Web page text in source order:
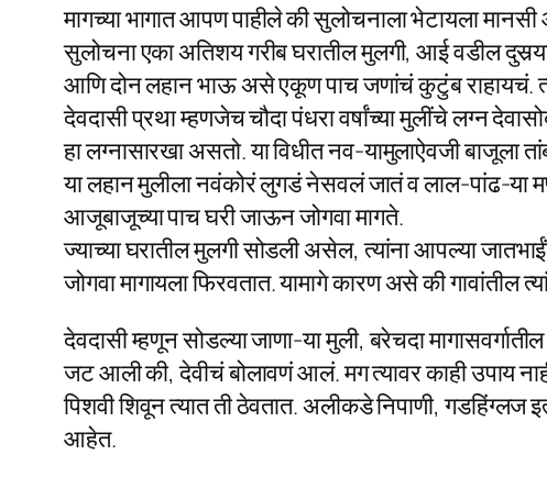
मागच्या भागात आपण पाहीले की सुलोचनाला भेटायला
सुलोचना एका अतिशय गरीब घरातील मुलगी, आई वडील
आणि दोन लहान भाऊ असे एकूण पाच जणांचं कुटुंब राहायचं.
देवदासी प्रथा म्हणजेच चौदा पंधरा वर्षांच्या मुलींचे लग्न
हा लग्नासारखा असतो. या विधीत नव-यामुलाऐवजी बाजूला
या लहान मुलीला नवंकोरं लुगडं नेसवलं जातं व लाल-पांढ-या
आजूबाजूच्या पाच घरी जाऊन जोगवा मागते.
ज्याच्या घरातील मुलगी सोडली असेल, त्यांना आपल्या
जोगवा मागायला फिरवतात. यामागे कारण असे की गावांतील
देवदासी म्हणून सोडल्या जाणा-या मुली, बरेचदा
जट आली की, देवीचं बोलावणं आलं. मग त्यावर काही उपाय
पिशवी शिवून त्यात ती ठेवतात. अलीकडे निपाणी, गडहिंग्लज
आहेत.